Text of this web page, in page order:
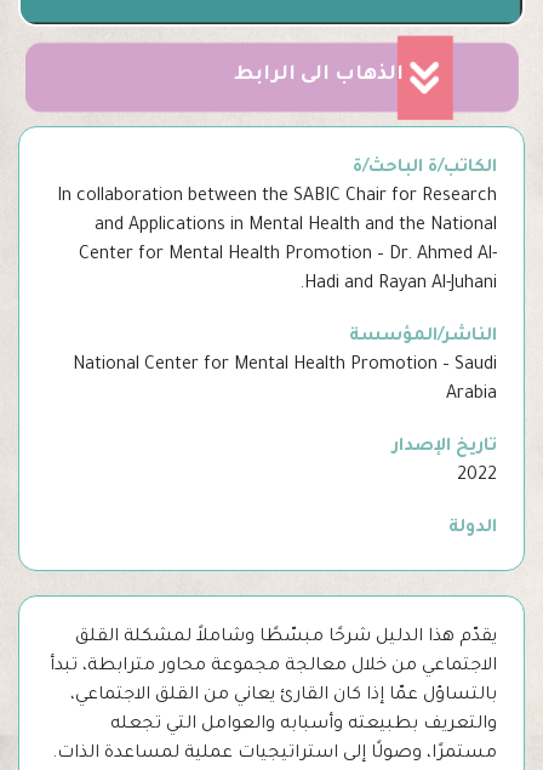
الذهاب الى الرابط
الكاتب/ة الباحث/ة
In collaboration between the SABIC Chair for Research
and Applications in Mental Health and the National
Center for Mental Health Promotion – Dr. Ahmed Al-
Hadi and Rayan Al-Juhani.
الناشر/المؤسسة
National Center for Mental Health Promotion – Saudi
Arabia
تاريخ الإصدار
2022
الدولة
يقدّم هذا الدليل شرحًا مبسّطًا وشاملاً لمشكلة القلق
الاجتماعي من خلال معالجة مجموعة محاور مترابطة، تبدأ
بالتساؤل عمّا إذا كان القارئ يعاني من القلق الاجتماعي،
والتعريف بطبيعته وأسبابه والعوامل التي تجعله
مستمرًا، وصولًا إلى استراتيجيات عملية لمساعدة الذات.